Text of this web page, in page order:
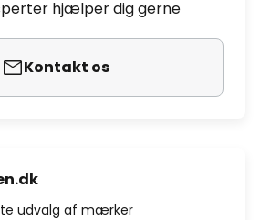
hjælper dig gerne
Kontakt os
udvalg af mærker